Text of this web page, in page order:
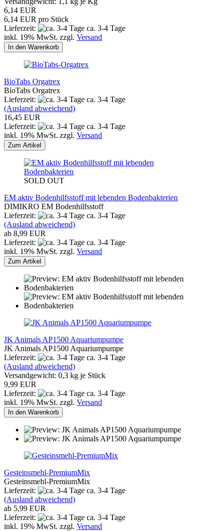
6,14 EUR
6,14 EUR pro Stück
Lieferzeit:
ca. 3-4 Tage
inkl. 19% MwSt. zzgl. Versand
In den Warenkorb
BioTabs Orgatrex
BioTabs Orgatrex
Lieferzeit:
ca. 3-4 Tage
(Ausland abweichend)
16,45 EUR
Lieferzeit:
ca. 3-4 Tage
inkl. 19% MwSt. zzgl. Versand
Zum Artikel
SOLD OUT
EM aktiv Bodenhilfsstoff mit lebenden Bodenbakterien
DIMIKRO EM Bodenhilfsstoff
Lieferzeit:
ca. 3-4 Tage
(Ausland abweichend)
ab 8,99 EUR
Lieferzeit:
ca. 3-4 Tage
inkl. 19% MwSt. zzgl. Versand
Zum Artikel
JK Animals AP1500 Aquariumpumpe
JK Animals AP1500 Aquariumpumpe
Lieferzeit:
ca. 3-4 Tage
(Ausland abweichend)
Versandgewicht: 0,3 kg je Stück
9,99 EUR
Lieferzeit:
ca. 3-4 Tage
inkl. 19% MwSt. zzgl. Versand
In den Warenkorb
Gesteinsmehl-PremiumMix
Gesteinsmehl-PremiumMix
Lieferzeit:
ca. 3-4 Tage
(Ausland abweichend)
ab 5,99 EUR
Lieferzeit:
ca. 3-4 Tage
inkl. 19% MwSt. zzgl. Versand